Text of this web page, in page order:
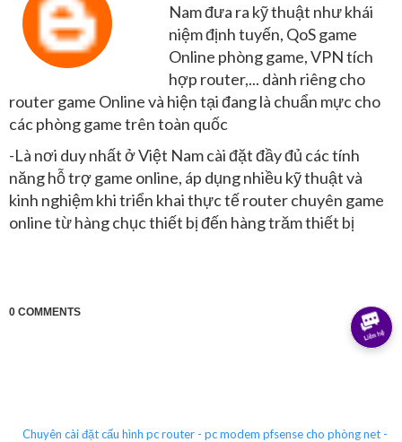
Nam đưa ra kỹ thuật như khái
niệm định tuyến, QoS game
Online phòng game, VPN tích
hợp router,... dành riêng cho
router game Online và hiện tại đang là chuẩn mực cho
các phòng game trên toàn quốc
-Là nơi duy nhất ở Việt Nam cài đặt đầy đủ các tính
năng hỗ trợ game online, áp dụng nhiều kỹ thuật và
kinh nghiệm khi triển khai thực tế router chuyên game
online từ hàng chục thiết bị đến hàng trăm thiết bị
0 COMMENTS
Chuyên cài đặt cấu hình pc router - pc modem pfsense cho phòng net -